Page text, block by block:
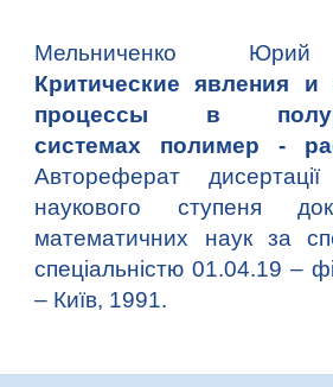
Мельниченко Юрий
Критические явления и
процессы в
системах полимер -
Автореферат
наукового ступеня
математичних наук за
спеціальністю 01.04.19 –
– Київ, 1991.